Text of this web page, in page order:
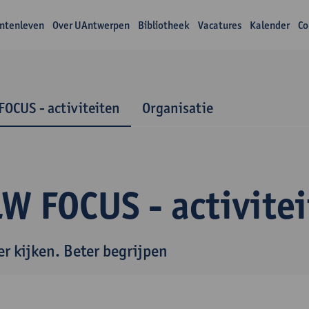
Over UAntwerpen Bibliotheek Vacatures Kalender
- activiteiten Organisatie
FOCUS -
kijken. Beter begrijpen